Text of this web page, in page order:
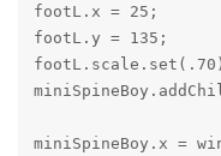
footL.x = 25;
footL.y = 135;
footL.scale.set(.70)
miniSpineBoy.x =